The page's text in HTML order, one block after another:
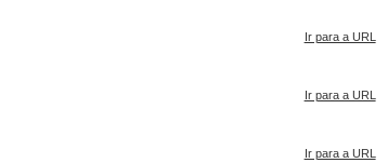
Ir para a URL
Ir para a URL
Ir para a URL